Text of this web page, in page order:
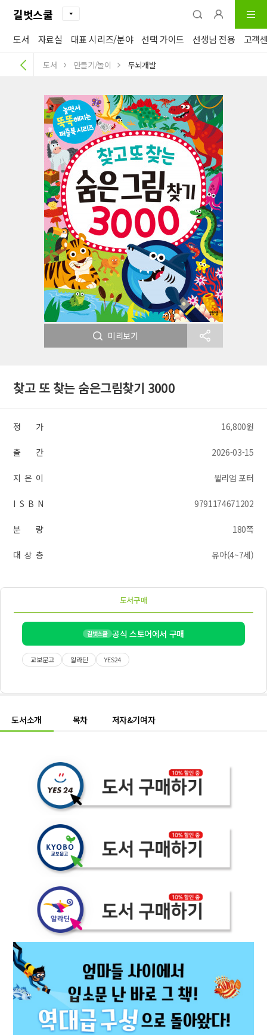
길벗스쿨
도서 자료실 대표 시리즈/분야 선택 가이드 선생님 전용 고객
도서 만들기/놀이 두뇌개발
미리보기
찾고 또 찾는 숨은그림찾기 3000
정 가 16,800원
출 간 2026-03-15
지 은 이 윌리엄 포터
I S B N 9791174671202
분 량 180쪽
대 상 층 유아(4~7세)
도서구매
길벗스쿨 공식 스토어에서 구매
교보문고 알라딘 YES24
도서소개 목차 저자&기여자